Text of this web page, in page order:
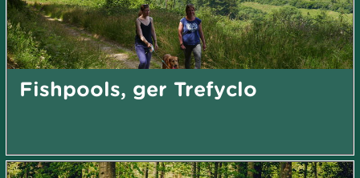
Fishpools, ger Trefyclo